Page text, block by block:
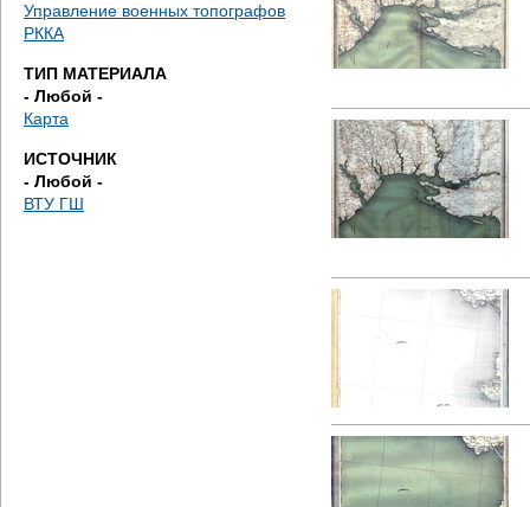
Управление военных топографов
РККА
ТИП МАТЕРИАЛА
- Любой -
Карта
ИСТОЧНИК
- Любой -
ВТУ ГШ